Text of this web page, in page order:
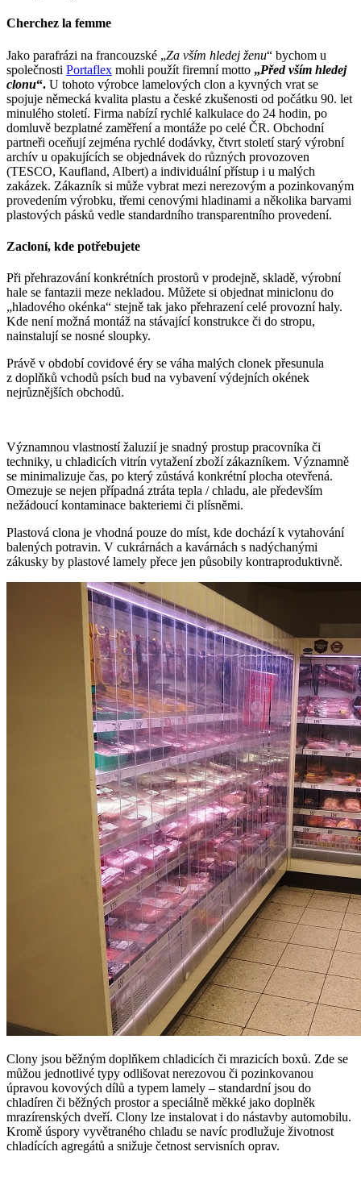
Cherchez la femme
Jako parafrázi na francouzské „Za vším hledej ženu“ bychom u
společnosti Portaflex mohli použít firemní motto „Před vším hledej
clonu“. U tohoto výrobce lamelových clon a kyvných vrat se
spojuje německá kvalita plastu a české zkušenosti od počátku 90. let
minulého století. Firma nabízí rychlé kalkulace do 24 hodin, po
domluvě bezplatné zaměření a montáže po celé ČR. Obchodní
partneři oceňují zejména rychlé dodávky, čtvrt století starý výrobní
archív u opakujících se objednávek do různých provozoven
(TESCO, Kaufland, Albert) a individuální přístup i u malých
zakázek. Zákazník si může vybrat mezi nerezovým a pozinkovaným
provedením výrobku, třemi cenovými hladinami a několika barvami
plastových pásků vedle standardního transparentního provedení.
Zacloní, kde potřebujete
Při přehrazování konkrétních prostorů v prodejně, skladě, výrobní
hale se fantazii meze nekladou. Můžete si objednat miniclonu do
„hladového okénka“ stejně tak jako přehrazení celé provozní haly.
Kde není možná montáž na stávající konstrukce či do stropu,
nainstalují se nosné sloupky.
Právě v období covidové éry se váha malých clonek přesunula
z doplňků vchodů psích bud na vybavení výdejních okének
nejrůznějších obchodů.
Významnou vlastností žaluzií je snadný prostup pracovníka či
techniky, u chladicích vitrín vytažení zboží zákazníkem. Významně
se minimalizuje čas, po který zůstává konkrétní plocha otevřená.
Omezuje se nejen případná ztráta tepla / chladu, ale především
nežádoucí kontaminace bakteriemi či plísněmi.
Plastová clona je vhodná pouze do míst, kde dochází k vytahování
balených potravin. V cukrárnách a kavárnách s nadýchanými
zákusky by plastové lamely přece jen působily kontraproduktivně.
Clony jsou běžným doplňkem chladicích či mrazicích boxů. Zde se
můžou jednotlivé typy odlišovat nerezovou či pozinkovanou
úpravou kovových dílů a typem lamely – standardní jsou do
chladíren či běžných prostor a speciálně měkké jako doplněk
mrazírenských dveří. Clony lze instalovat i do nástavby automobilu.
Kromě úspory vyvětraného chladu se navíc prodlužuje životnost
chladících agregátů a snižuje četnost servisních oprav.